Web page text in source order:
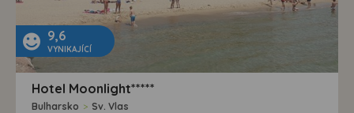
9,6
VYNIKAJÍCÍ
Hotel Moonlight*****
Bulharsko > Sv. Vlas